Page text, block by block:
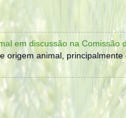
em discussão na Comissão
origem animal,